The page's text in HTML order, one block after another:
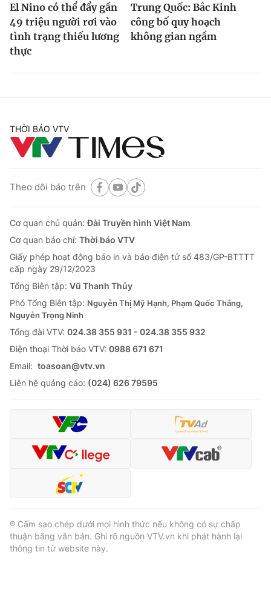
El Nino có thể đẩy gần
49 triệu người rơi vào
tình trạng thiếu lương
thực
Trung Quốc: Bắc Kinh
công bố quy hoạch
không gian ngầm
THỜI BÁO VTV
Theo dõi báo trên
Cơ quan chủ quản:Đài Truyền hình Việt Nam
Cơ quan báo chí: Thời báo VTV
Giấy phép hoạt động báo in và báo điện tử số 483/GP-BTTTT
cấp ngày 29/12/2023
Tổng Biên tập: Vũ Thanh Thủy
Phó Tổng Biên tập: Nguyễn Thị Mỹ Hạnh, Phạm Quốc Thắng,
Nguyễn Trọng Ninh
Tổng đài VTV: 024.38 355 931 - 024.38 355 932
Ðiện thoại Thời báo VTV: 0988 671 671
Email: toasoan@vtv.vn
Liên hệ quảng cáo: (024) 626 79595
® Cấm sao chép dưới mọi hình thức nếu không có sự chấp
thuận bằng văn bản. Ghi rõ nguồn VTV.vn khi phát hành lại
thông tin từ website này.